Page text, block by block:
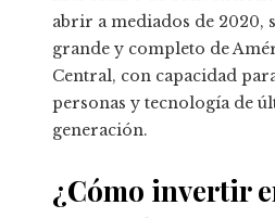
abrir a mediados de 2020,
grande y completo de
Central, con capacidad
personas y tecnología de
generación.
¿Cómo invertir